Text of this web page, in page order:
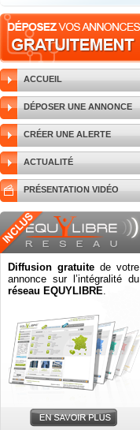
ACCUEIL
DÉPOSER UNE ANNONCE
CRÉER UNE ALERTE
ACTUALITÉ
PRÉSENTATION VIDÉO
Diffusion gratuite de votre
annonce sur l’intégralité du
réseau EQUYLIBRE.